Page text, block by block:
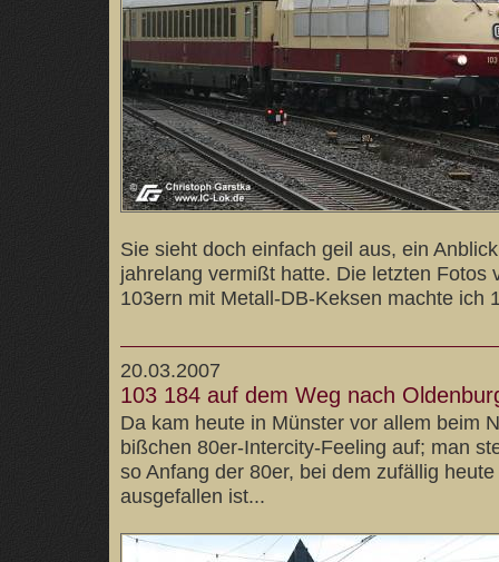
Sie sieht doch einfach geil aus, ein
jahrelang vermißt hatte. Die letzten Fotos
103ern mit Metall-DB-Keksen machte ich
20.03.2007
103 184 auf dem Weg nach
Da kam heute in Münster vor allem beim
bißchen 80er-Intercity-Feeling auf; man
so Anfang der 80er, bei dem zufällig
ausgefallen ist...